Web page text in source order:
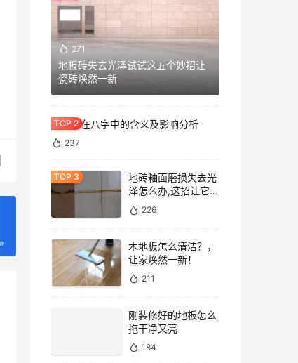
271
地板砖失去光泽试试这五个妙招让
瓷砖焕然一新
七杀格在八字中的含义及影响分析
237
地砖釉面磨损失去光
泽怎么办,这招让它重
焕光泽!
226
木地板怎么清洁？，
让家焕然一新！
211
刚装修好的地板怎么
拖干净又亮
184